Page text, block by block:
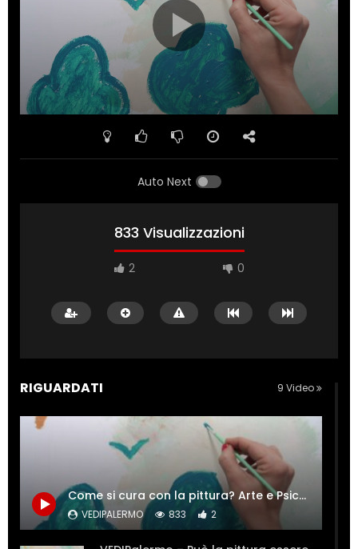
Auto Next
833 Visualizzazioni
2 0
RIGUARDATI 9 Video
Come si cura con la pittura? Arte e Psiche si incontrano.
VEDIPALERMO 833 2